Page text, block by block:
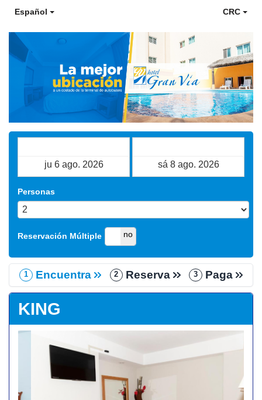
Español CRC
Personas
Reservación Múltiple
si no
1 Encuentra 2 Reserva 3 Paga
KING